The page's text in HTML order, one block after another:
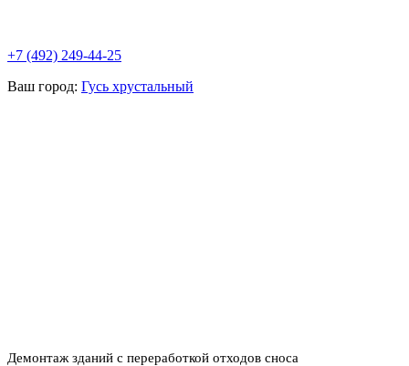
+7 (492) 249-44-25
Ваш город: Гусь хрустальный
Демонтаж зданий с переработкой отходов сноса